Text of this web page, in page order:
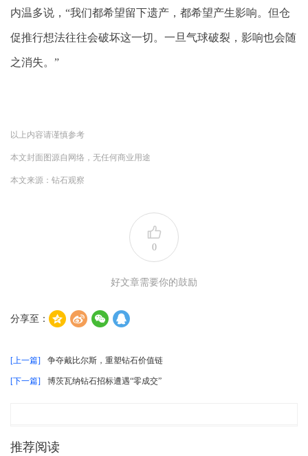
内温多说，“我们都希望留下遗产，都希望产生影响。但仓
促推行想法往往会破坏这一切。一旦气球破裂，影响也会随
之消失。”
以上内容请谨慎参考
本文封面图源自网络，无任何商业用途
本文来源：钻石观察
0
好文章需要你的鼓励
分享至：
[上一篇] 争夺戴比尔斯，重塑钻石价值链
[下一篇] 博茨瓦纳钻石招标遭遇“零成交”
推荐阅读